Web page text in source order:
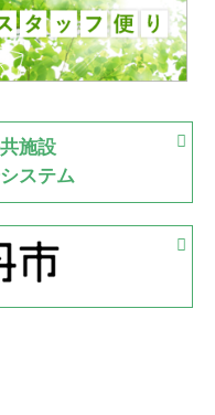
古池運動広場
催
部
施設
ステム